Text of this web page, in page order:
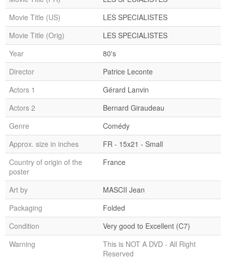
Movie Title (US)
LES SPECIALISTES
Movie Title (Orig)
LES SPECIALISTES
Year
80's
Director
Patrice Leconte
Actors 1
Gérard Lanvin
Actors 2
Bernard Giraudeau
Genre
Comédy
Approx. size in inches
FR - 15x21 - Small
Country of origin of the
poster
France
Art by
MASCII Jean
Packaging
Folded
Condition
Very good to Excellent (C7)
Warning
This is NOT A DVD - All Right
Reserved